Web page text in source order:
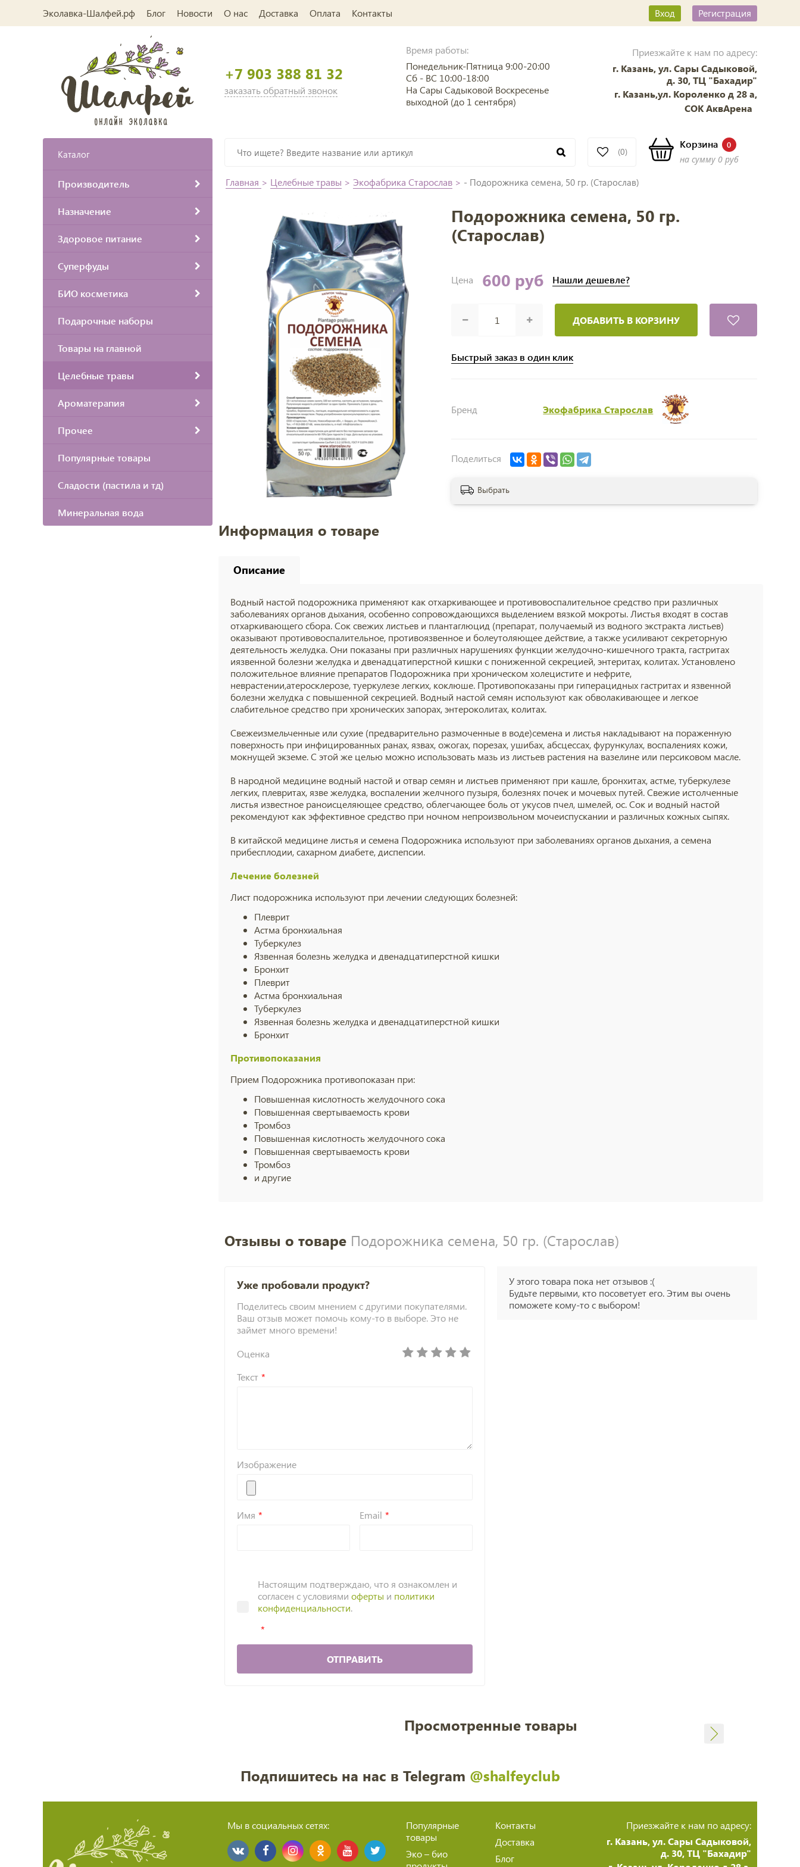
Эколавка-Шалфей.рф Блог Новости О нас Доставка Оплата Контакты Вход Регистрация
+7 903 388 81 32
заказать обратный звонок
Время работы:
Понедельник-Пятница 9:00-20:00
Сб - ВС 10:00-18:00
На Сары Садыковой Воскресенье
выходной (до 1 сентября)
Приезжайте к нам по адресу:
г. Казань, ул. Сары Садыковой,
д. 30, ТЦ "Бахадир"
г. Казань,ул. Короленко д 28 а,
СОК АквАрена
(0)
Корзина 0
на сумму 0 руб
Каталог
Производитель
Назначение
Здоровое питание
Суперфуды
БИО косметика
Подарочные наборы
Товары на главной
Целебные травы
Ароматерапия
Прочее
Популярные товары
Сладости (пастила и тд)
Минеральная вода
Главная > Целебные травы > Экофабрика Старослав > - Подорожника семена, 50 гр. (Старослав)
Подорожника семена, 50 гр.
(Старослав)
Цена 600 руб Нашли дешевле?
ДОБАВИТЬ В КОРЗИНУ
Быстрый заказ в один клик
Бренд Экофабрика Старослав
Поделиться
Выбрать
Информация о товаре
Описание
Водный настой подорожника применяют как отхаркивающее и противовоспалительное средство при различных
заболеваниях органов дыхания, особенно сопровождающихся выделением вязкой мокроты. Листья входят в состав
отхаркивающего сбора. Сок свежих листьев и плантаглюцид (препарат, получаемый из водного экстракта листьев)
оказывают противовоспалительное, противоязвенное и болеутоляющее действие, а также усиливают секреторную
деятельность желудка. Они показаны при различных нарушениях функции желудочно-кишечного тракта, гастритах
иязвенной болезни желудка и двенадцатиперстной кишки с пониженной секрецией, энтеритах, колитах. Установлено
положительное влияние препаратов Подорожника при хроническом холецистите и нефрите,
неврастении,атеросклерозе, туеркулезе легких, коклюше. Противопоказаны при гиперацидных гастритах и язвенной
болезни желудка с повышенной секрецией. Водный настой семян используют как обволакивающее и легкое
слабительное средство при хроническихзапорах,энтероколитах, колитах.
Свежеизмельченные или сухие (предварительно размоченные в воде)семена и листья накладывают на пораженную
поверхность при инфицированных ранах, язвах,ожогах, порезах, ушибах, абсцессах,фурункулах, воспалениях кожи,
мокнущей экземе. С этой же целью можно использовать мазь из листьев растения на вазелине или персиковом масле.
В народной медицине водный настой и отвар семян и листьев применяют при кашле, бронхитах,астме,туберкулезе
легких, плевритах, язве желудка, воспалении желчного пузыря, болезнях почек и мочевых путей. Свежие истолченные
листья известное раноисцеляющее средство, облегчающее боль от укусов пчел, шмелей, ос. Сок и водный настой
рекомендуют как эффективное средство при ночном непроизвольном мочеиспускании и различных кожных сыпях.
В китайской медицине листья и семена Подорожника используют при заболеваниях органов дыхания, а семена
прибесплодии,сахарном диабете, диспепсии.
Лечение болезней
Лист подорожника используют при лечении следующих болезней:
Плеврит
Астма бронхиальная
Туберкулез
Язвенная болезнь желудка и двенадцатиперстной кишки
Бронхит
Плеврит
Астма бронхиальная
Туберкулез
Язвенная болезнь желудка и двенадцатиперстной кишки
Бронхит
Противопоказания
Прием Подорожника противопоказан при:
Повышенная кислотность желудочного сока
Повышенная свертываемость крови
Тромбоз
Повышенная кислотность желудочного сока
Повышенная свертываемость крови
Тромбоз
и другие
Отзывы о товаре Подорожника семена, 50 гр. (Старослав)
Уже пробовали продукт?
Поделитесь своим мнением с другими покупателями.
Ваш отзыв может помочь кому-то в выборе. Это не
займет много времени!
Оценка
Текст
Изображение
Имя Email
Настоящим подтверждаю, что я ознакомлен и
согласен с условиями оферты и политики
конфиденциальности.
ОТПРАВИТЬ
У этого товара пока нет отзывов :(
Будьте первыми, кто посоветует его. Этим вы очень
поможете кому-то с выбором!
Просмотренные товары
Подпишитесь на нас в Telegram @shalfeyclub
Мы в социальных сетях:
Популярные
товары
Эко – био
Контакты
Доставка
Блог
Приезжайте к нам по адресу:
г. Казань, ул. Сары Садыковой,
д. 30, ТЦ "Бахадир"